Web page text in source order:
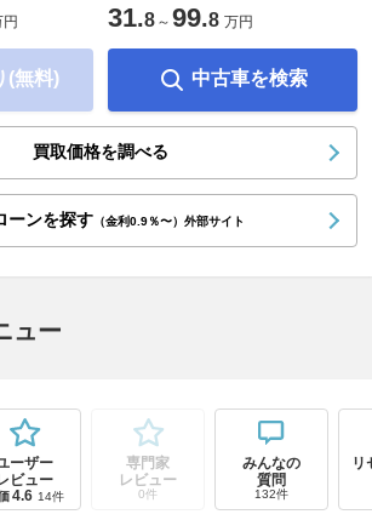
(無料)
31.8 ～ 99.8 万円
中古車を検索
買取価格を調べる
ーンを探す（金利0.9％〜）外部サイト
ュー
ーザー
ビュー
4.6 14件
専門家
レビュー
0件
みんなの
質問
132件
リ